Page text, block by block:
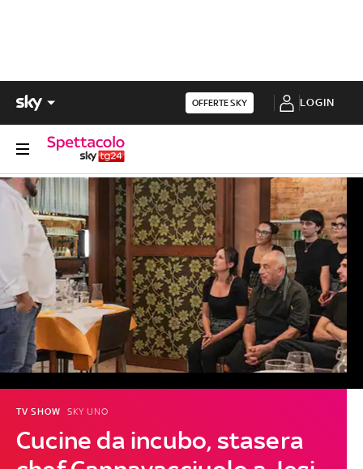
OFFERTE SKY LOGIN
Cucine da incubo, stasera
TV SHOW SKY UNO